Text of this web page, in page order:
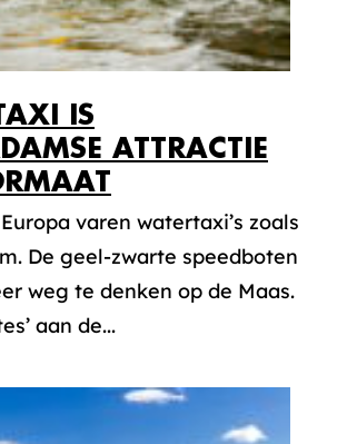
IS
ATTRACTIE
varen watertaxi’s zoals
De geel-zwarte speedboten
weg te denken op de Maas.
aan de...